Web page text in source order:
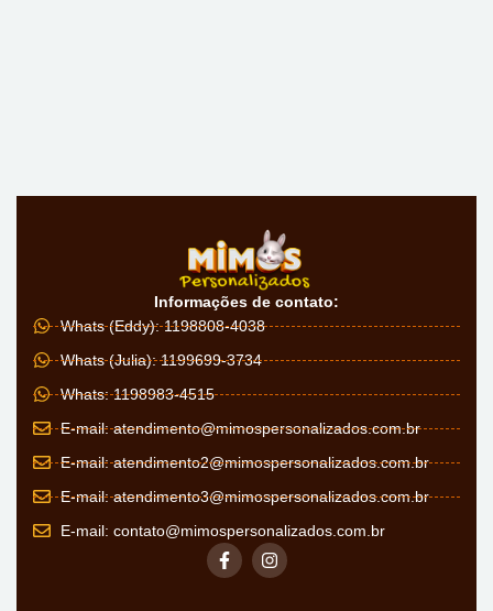
Informações de contato:
Whats (Eddy): 1198808-4038
Whats (Julia): 1199699-3734
Whats: 1198983-4515
E-mail:atendimento@mimospersonalizados.com.br
E-mail:atendimento2@mimospersonalizados.com.br
E-mail:atendimento3@mimospersonalizados.com.br
E-mail: contato@mimospersonalizados.com.br